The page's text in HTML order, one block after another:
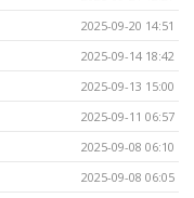
2025-09-20 14:51
2025-09-14 18:42
2025-09-13 15:00
2025-09-11 06:57
2025-09-08 06:10
2025-09-08 06:05